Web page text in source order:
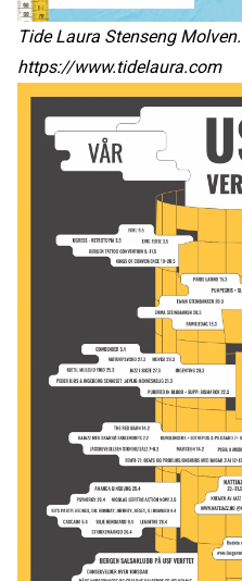
Tide Laura Stenseng
https://www.tidelaura.com